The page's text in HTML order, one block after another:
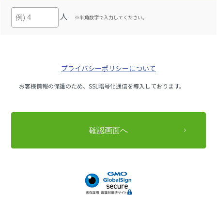
人 ※半角数字で入力してください。
プライバシーポリシーについて
お客様情報の保護のため、SSL暗号化通信を導入しております。